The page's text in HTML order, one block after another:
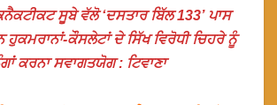
ਸੂਬੇ ਵੱਲੋ ‘ਦਸਤਾਰ ਬਿੱਲ 133’ ਪਾਸ
ਕੌਸਲੇਟਾਂ ਦੇ ਸਿੱਖ ਵਿਰੋਧੀ ਚਿਹਰੇ ਨੂੰ
ਕਰਨਾ ਸਵਾਗਤਯੋਗ : ਟਿਵਾਣਾ